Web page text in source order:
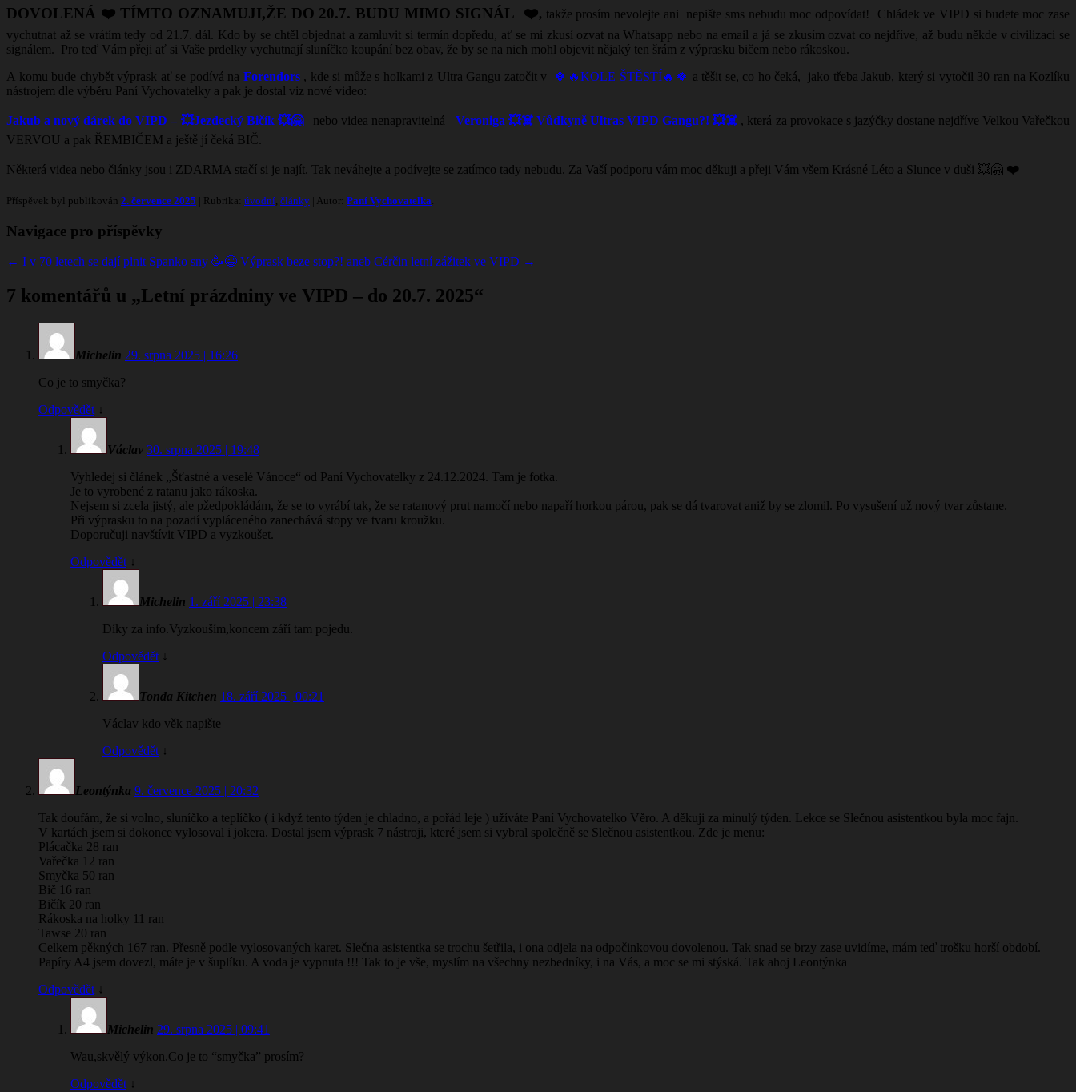
DOVOLENÁ ❤️ TÍMTO OZNAMUJI,ŽE DO 20.7. BUDU MIMO SIGNÁL ❤️, takže prosím nevolejte ani nepište sms nebudu moc odpovídat! Chládek ve VIPD si budete moc zase
vychutnat až se vrátím tedy od 21.7. dál. Kdo by se chtěl objednat a zamluvit si termín dopředu, ať se mi zkusí ozvat na Whatsapp nebo na email a já se zkusím ozvat co nejdříve, až budu někde v civilizaci se
signálem. Pro teď Vám přeji ať si Vaše prdelky vychutnají sluníčko koupání bez obav, že by se na nich mohl objevit nějaký ten šrám z výprasku bičem nebo rákoskou.
A komu bude chybět výprask ať se podívá na Forendors , kde si může s holkami z Ultra Gangu zatočit v 🍀🔥KOLE ŠTĚSTÍ🔥🍀 a těšit se, co ho čeká, jako třeba Jakub, který si vytočil 30 ran na Kozlíku
nástrojem dle výběru Paní Vychovatelky a pak je dostal viz nové video:
Jakub a nový dárek do VIPD – 💥Jezdecký Bičík 💥🤗 nebo videa nenapravitelná Veroniga 💥☠️ Vůdkyně Ultras VIPD Gangu?! 💥☠️ , která za provokace s jazýčky dostane nejdříve Velkou Vařečkou
VERVOU a pak ŘEMBIČEM a ještě jí čeká BIČ.
Některá videa nebo články jsou i ZDARMA stačí si je najít. Tak neváhejte a podívejte se zatímco tady nebudu. Za Vaší podporu vám moc děkuji a přeji Vám všem Krásné Léto a Slunce v duši 💥🤗 ❤️
Příspěvek byl publikován 2. července 2025 | Rubrika: úvodní články | Autor: Paní Vychovatelka
Navigace pro příspěvky
← I v 70 letech se dají plnit Spanko sny 🥳😉 Výprask beze stop?! aneb Cérčin letní zážitek ve VIPD →
7 komentářů u „Letní prázdniny ve VIPD – do 20.7. 2025“
Michelin 29. srpna 2025 | 16:26
Co je to smyčka?
Odpovědět ↓
Václav 30. srpna 2025 | 19:48
Vyhledej si článek „Šťastné a veselé Vánoce“ od Paní Vychovatelky z 24.12.2024. Tam je fotka.
Je to vyrobené z ratanu jako rákoska.
Nejsem si zcela jistý, ale pžedpokládám, že se to vyrábí tak, že se ratanový prut namočí nebo napaří horkou párou, pak se dá tvarovat aniž by se zlomil. Po vysušení už nový tvar zůstane.
Při výprasku to na pozadí vypláceného zanechává stopy ve tvaru kroužku.
Doporučuji navštívit VIPD a vyzkoušet.
Odpovědět ↓
Michelin 1. září 2025 | 23:38
Díky za info.Vyzkouším,koncem září tam pojedu.
Odpovědět ↓
Tonda Kitchen 18. září 2025 | 00:21
Václav kdo věk napište
Odpovědět ↓
Leontýnka 9. července 2025 | 20:32
Tak doufám, že si volno, sluníčko a teplíčko ( i když tento týden je chladno, a pořád leje ) užíváte Paní Vychovatelko Věro. A děkuji za minulý týden. Lekce se Slečnou asistentkou byla moc fajn.
V kartách jsem si dokonce vylosoval i jokera. Dostal jsem výprask 7 nástroji, které jsem si vybral společně se Slečnou asistentkou. Zde je menu:
Plácačka 28 ran
Vařečka 12 ran
Smyčka 50 ran
Bič 16 ran
Bičík 20 ran
Rákoska na holky 11 ran
Tawse 20 ran
Celkem pěkných 167 ran. Přesně podle vylosovaných karet. Slečna asistentka se trochu šetřila, i ona odjela na odpočinkovou dovolenou. Tak snad se brzy zase uvidíme, mám teď trošku horší období.
Papíry A4 jsem dovezl, máte je v šuplíku. A voda je vypnuta !!! Tak to je vše, myslím na všechny nezbedníky, i na Vás, a moc se mi stýská. Tak ahoj Leontýnka
Odpovědět ↓
Michelin 29. srpna 2025 | 09:41
Wau,skvělý výkon.Co je to “smyčka” prosím?
Odpovědět ↓